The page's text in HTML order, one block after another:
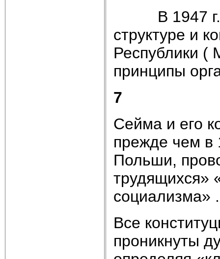
В 1947 г.
структуре и
Республики (
принципы
7
Сейма и его
прежде чем в
Польши,
трудящихся»
социализма» .
Все
проникнуты